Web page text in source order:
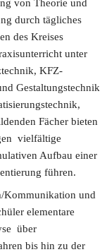
von Theorie und
durch tägliches
des Kreises
unter
KFZ-
Gestaltungstechnik
Fächer bieten
vielfältige
Aufbau einer
führen.
Kommunikation und
elementare
über
bis hin zu der